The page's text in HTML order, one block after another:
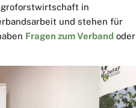
in
und stehen für
Fragen zum Verband oder